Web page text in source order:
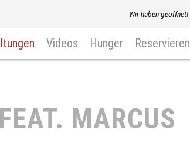
Videos Hunger Reservieren
Wir haben geöffnet!
MARCUS